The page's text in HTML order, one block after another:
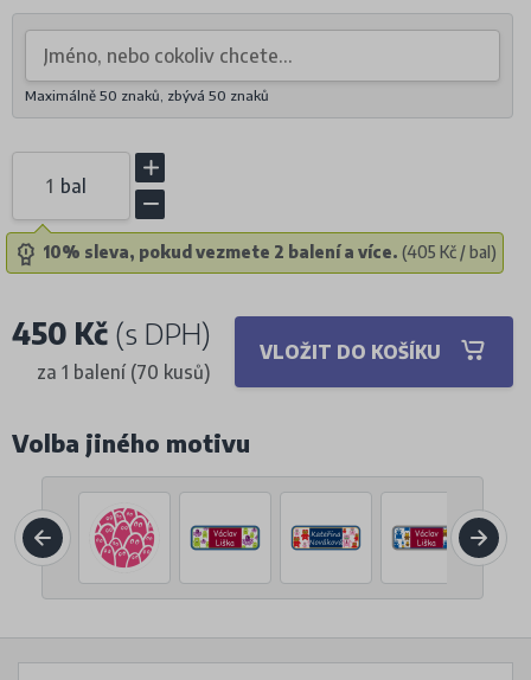
Maximálně 50 znaků, zbývá 50 znaků
bal
10% sleva, pokud vezmete 2 balení a více. (405 Kč / bal)
450 Kč (s DPH)
za 1 balení (70 kusů)
VLOŽIT DO KOŠÍKU
Volba jiného motivu